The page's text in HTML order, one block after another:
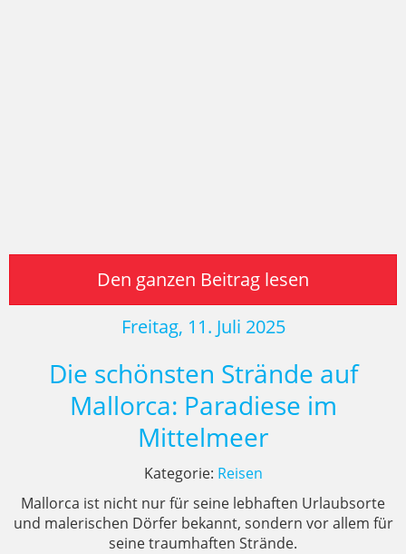
Den ganzen Beitrag lesen
Freitag, 11. Juli 2025
Die schönsten Strände auf
Mallorca: Paradiese im
Mittelmeer
Kategorie: Reisen
Mallorca ist nicht nur für seine lebhaften Urlaubsorte
und malerischen Dörfer bekannt, sondern vor allem für
seine traumhaften Strände.